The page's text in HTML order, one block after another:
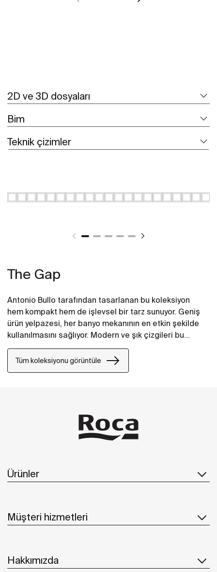
2D ve 3D dosyaları
Bim
Teknik çizimler
The Gap
Antonio Bullo tarafından tasarlanan bu koleksiyon
hem kompakt hem de işlevsel bir tarz sunuyor. Geniş
ürün yelpazesi, her banyo mekanının en etkin şekilde
kullanılmasını sağlıyor. Modern ve şık çizgileri bu
takımı en akıllı seçenek haline getiriyor.
Tüm koleksiyonu görüntüle
Ürünler
Müşteri hizmetleri
Hakkımızda